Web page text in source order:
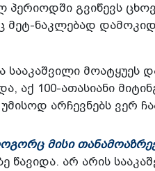
გვიწევს
მეტ-ნაკლებად
სააკაშვილი მოატყუეს
აქ 100-ათასიანი
არჩევნებს ვერ
მისი
წავიდა. არ არის